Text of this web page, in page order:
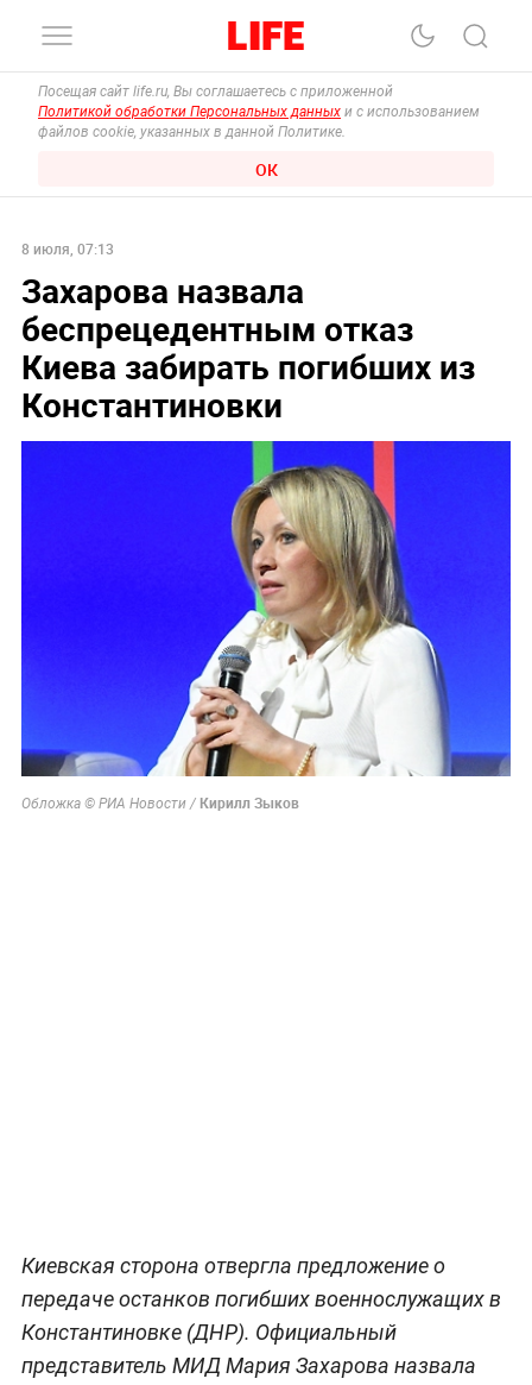
Посещая сайт life.ru, Вы соглашаетесь с приложенной
Политикой обработки Персональных данных и с использованием
файлов cookie, указанных в данной Политике.
ОК
8 июля, 07:13
Захарова назвала
беспрецедентным отказ
Киева забирать погибших из
Константиновки
Обложка © РИА Новости / Кирилл Зыков
Киевская сторона отвергла предложение о
передаче останков погибших военнослужащих в
Константиновке (ДНР). Официальный
представитель МИД Мария Захарова назвала